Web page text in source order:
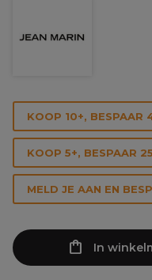
KOOP 10+, BESPAAR
KOOP 5+, BESPAAR
MELD JE AAN EN
In